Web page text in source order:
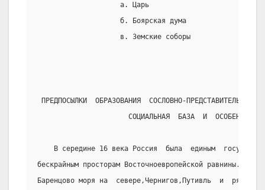
                    а. Царь
                    б. Боярская дума
                    в. Земские соборы
ПРЕДПОСЫЛКИ  ОБРАЗОВАНИЯ  СОСЛОВНО-ПРЕДСТАВИТЕЛЬНОЙ
                      СОЦИАЛЬНАЯ  БАЗА  И  ОСОБЕННОСТИ.
В середине 16 века Россия  была  единым
бескрайным просторам Восточноевропейской равнины.Её
Баренцово моря на  севере,Чернигов,Путивль  и